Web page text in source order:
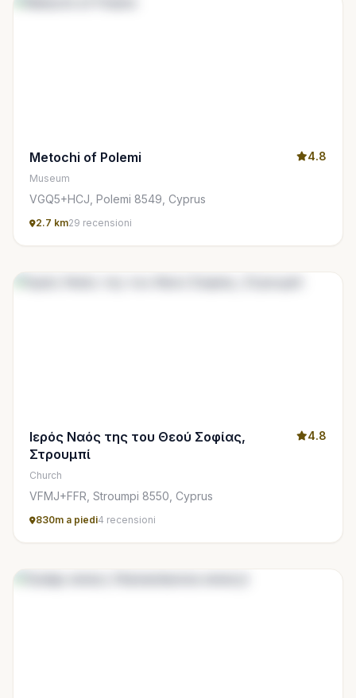
Metochi of Polemi 4.8
Museum
VGQ5+HCJ, Polemi 8549, Cyprus
2.7 km29 recensioni
Ιερός Ναός της του Θεού Σοφίας,
Στρουμπί
4.8
Church
VFMJ+FFR, Stroumpi 8550, Cyprus
830m a piedi4 recensioni